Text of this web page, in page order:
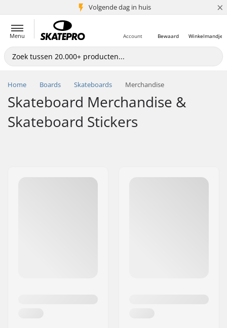
Volgende dag in huis
5+ mln. klanten ×
Menu Winkelmandje
Bewaard
Account
Home Boards Skateboards Merchandise
Skateboard Merchandise &
Skateboard Stickers